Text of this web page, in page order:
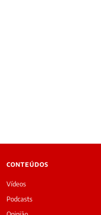
CONTEÚDOS
Vídeos
Podcasts